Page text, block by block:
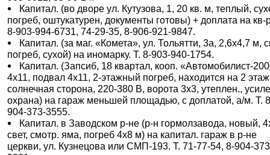
Капитал. (во дворе ул. Кутузова, 1, 20 кв. м, теплый,
погреб, оштукатурен, документы готовы) + доплата на кв-
8-903-994-6731, 74-29-35, 8-906-921-9847.
Капитал. (за маг. «Комета», ул. Тольятти, 3а, 2,6х4,7 м,
погреб, сухой) на иномарку. Т. 8-903-940-1754.
Капитал. (Запсиб, 18 квартал, кооп. «Автомобилист-
4х11, подвал 4х11, 2-этажный погреб, находится на 2
солнечная сторона, 220-380 В, ворота 3х3, утеплен.,
охрана) на гараж меньшей площадью, с доплатой, а/м. Т.
904-373-3555.
Капитал. в Заводском р-не (р-н гормолзавода, новый,
свет, смотр. яма, погреб 4х8 м) на капитал. гараж в р-не
церкви, ул. Кузнецова или СМП-193. Т. 71-77-54, 8-904-